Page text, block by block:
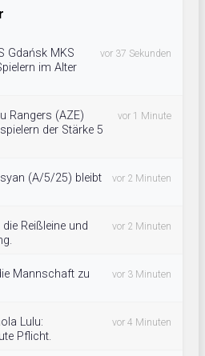
Gdańsk MKS
im Alter
vor 37 Sekunden
Rangers (AZE)
der Stärke 5
vor 1 Minute
(A/5/25) bleibt
vor 2 Minuten
Reißleine und
vor 2 Minuten
Mannschaft zu
vor 3 Minuten
Lulu:
Pflicht.
vor 4 Minuten